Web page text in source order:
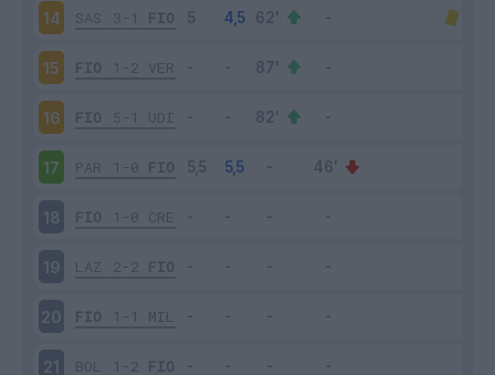
14 SAS 3-1 FIO
15 FIO 1-2 VER
16 FIO 5-1 UDI
17 PAR 1-0 FIO
18 FIO 1-0 CRE
19 LAZ 2-2 FIO
20 FIO 1-1 MIL
21 BOL 1-2 FIO